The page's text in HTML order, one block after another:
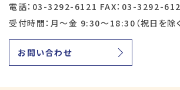
電話：03-3292-6121 FAX：03-3292-
受付時間：月～金 9:30～18:30（祝日を除く
お問い合わせ